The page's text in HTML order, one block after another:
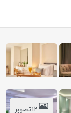
12 تصویر